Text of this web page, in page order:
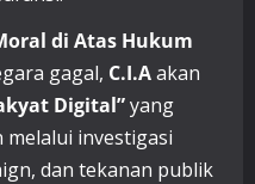
di Atas Hukum
gagal, C.I.Aakan
Digital”yang
investigasi
dan tekanan publik